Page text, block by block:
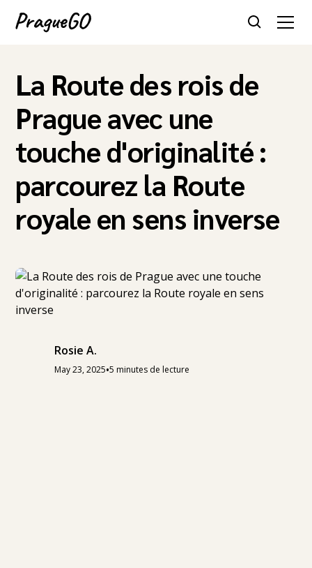
La Route des rois de
Prague avec une
touche d'originalité :
parcourez la Route
royale en sens inverse
Rosie A.
May 23, 2025•5 minutes de lecture